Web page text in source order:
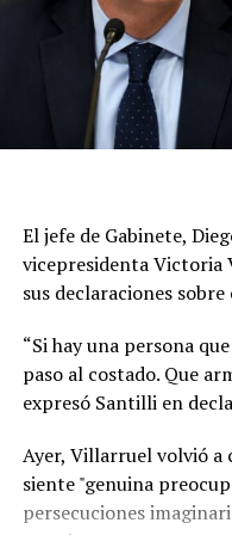
Luego volvieron a
Ministerio de
transmitieron la
representación, y que
medida no implica una
A partir de ahora, las
al frente de los
respectivas embajadas
tensión entre Milei y
escenario de
vínculos entre las dos
En Brasilia señalaron
durante recientes
El jefe de Gabinete,
vicepresidenta Victoria
sus declaraciones
“Si hay una persona
paso al costado. Que
expresó Santilli en
Ayer, Villarruel volvió a
siente "genuina
persecuciones